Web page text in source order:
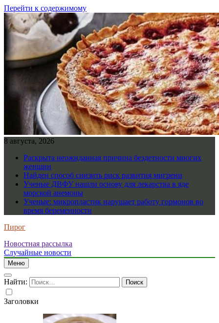
Перейти к содержимому
8 августа, 2026
Раскрыта неожиданная причина бездетности многих
женщин
Найден способ снизить риск развития мигрени
Ученые ДВФУ нашли основу для лекарства в яде
морской анемоны
Ученые: микропластик нарушает работу гормонов во
время беременности
Пирог
Новостная рассылка
Случайные новости
Меню
Найти:
Заголовки